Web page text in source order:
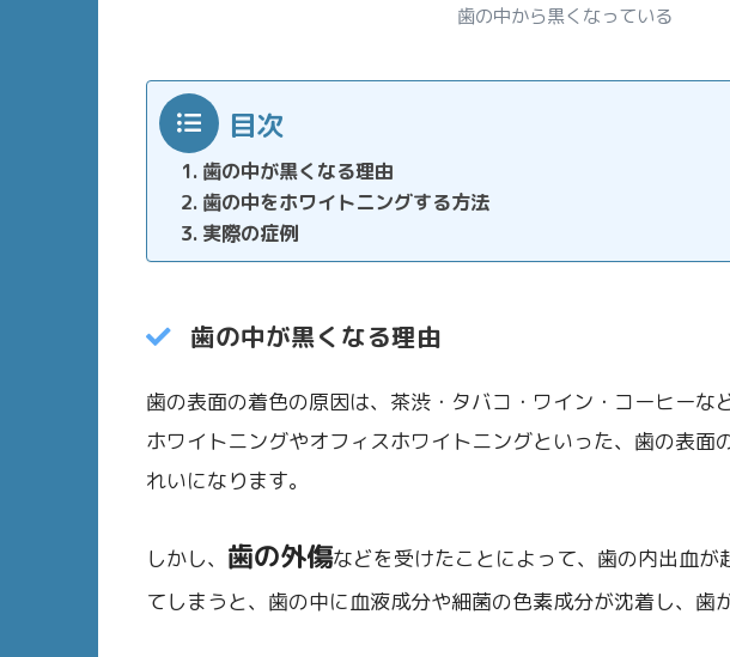
歯の中から黒くなっている
目次
歯の中が黒くなる理由
歯の中をホワイトニングする方法
実際の症例
歯の中が黒くなる理由
歯の表面の着色の原因は、茶渋・タバコ・ワイン・コーヒーな
ホワイトニングやオフィスホワイトニングといった、歯の表面
れいになります。
しかし、 歯の外傷などを受けたことによって、歯の内出血が
てしまうと、歯の中に血液成分や細菌の色素成分が沈着し、歯